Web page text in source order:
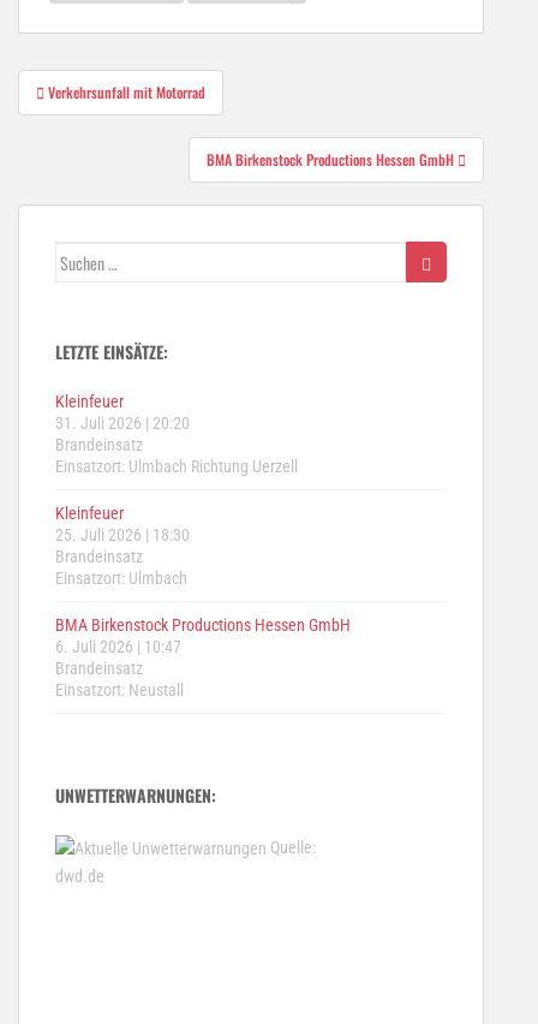
Beitragsnavigation
Verkehrsunfall mit Motorrad
BMA Birkenstock Productions Hessen GmbH
Suchen
LETZTE EINSÄTZE:
Kleinfeuer
31. Juli 2026 | 20:20
Brandeinsatz
Einsatzort: Ulmbach Richtung Uerzell
Kleinfeuer
25. Juli 2026 | 18:30
Brandeinsatz
Einsatzort: Ulmbach
BMA Birkenstock Productions Hessen GmbH
6. Juli 2026 | 10:47
Brandeinsatz
Einsatzort: Neustall
UNWETTERWARNUNGEN:
Quelle:
dwd.de